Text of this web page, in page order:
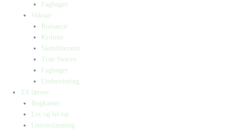
Fagbøger
Voksne
Romance
Krimier
Skønlitteratur
True Stories
Fagbøger
Undervisning
Til lærere
Bogkasser
Lix og let-tal
Universlæsning